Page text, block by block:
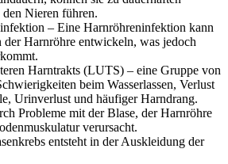
den Nieren führen.
– Eine Harnröhreninfektion kann
der Harnröhre entwickeln, was jedoch
Harntrakts (LUTS) – eine Gruppe von
beim Wasserlassen, Verlust
Urinverlust und häufiger Harndrang.
Probleme mit der Blase, der Harnröhre
verursacht.
entsteht in der Auskleidung der